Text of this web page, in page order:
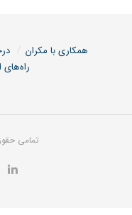
همکاری با مکران
راه‌های
تمامی